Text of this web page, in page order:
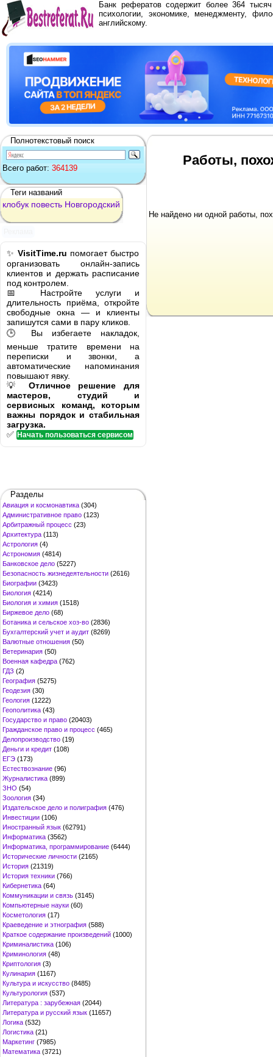
Банк рефератов содержит более 364
психологии, экономике, менеджменту,
английскому.
Полнотекстовый поиск
Всего работ: 364139
Теги названий
клобук повесть Новгородский
✨ VisitTime.ru помогает быстро
организовать онлайн-запись
клиентов и держать расписание
под контролем.
📅 Настройте услуги и
длительность приёма, откройте
свободные окна — и клиенты
запишутся сами в пару кликов.
🕒 Вы избегаете накладок,
меньше тратите времени на
переписки и звонки, а
автоматические напоминания
повышают явку.
💡 Отличное решение для
мастеров, студий и
сервисных команд, которым
важны порядок и стабильная
загрузка.
✅ Начать пользоваться сервисом
Разделы
Авиация и космонавтика (304)
Административное право (123)
Арбитражный процесс (23)
Архитектура (113)
Астрология (4)
Астрономия (4814)
Банковское дело (5227)
Безопасность жизнедеятельности (2616)
Биографии (3423)
Биология (4214)
Биология и химия (1518)
Биржевое дело (68)
Ботаника и сельское хоз-во (2836)
Бухгалтерский учет и аудит (8269)
Валютные отношения (50)
Ветеринария (50)
Военная кафедра (762)
ГДЗ (2)
География (5275)
Геодезия (30)
Геология (1222)
Геополитика (43)
Государство и право (20403)
Гражданское право и процесс (465)
Делопроизводство (19)
Деньги и кредит (108)
ЕГЭ (173)
Естествознание (96)
Журналистика (899)
ЗНО (54)
Зоология (34)
Издательское дело и полиграфия (476)
Инвестиции (106)
Иностранный язык (62791)
Информатика (3562)
Информатика, программирование (6444)
Исторические личности (2165)
История (21319)
История техники (766)
Кибернетика (64)
Коммуникации и связь (3145)
Компьютерные науки (60)
Косметология (17)
Краеведение и этнография (588)
Краткое содержание произведений (1000)
Криминалистика (106)
Криминология (48)
Криптология (3)
Кулинария (1167)
Культура и искусство (8485)
Культурология (537)
Литература : зарубежная (2044)
Литература и русский язык (11657)
Логика (532)
Логистика (21)
Маркетинг (7985)
Математика (3721)
Работы,
Не найдено ни одной работы,